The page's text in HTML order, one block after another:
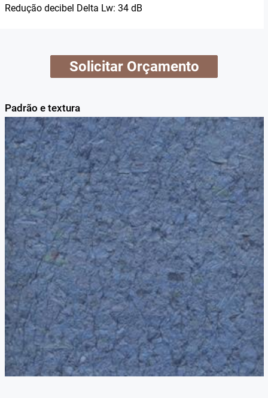
Redução decibel Delta Lw: 34 dB
Solicitar Orçamento
Padrão e textura